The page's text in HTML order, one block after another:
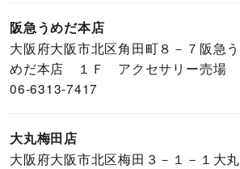
阪急うめだ本店
大阪府大阪市北区角田町８－７阪急う
めだ本店 １Ｆ アクセサリー売場
06-6313-7417
大丸梅田店
大阪府大阪市北区梅田３－１－１大丸